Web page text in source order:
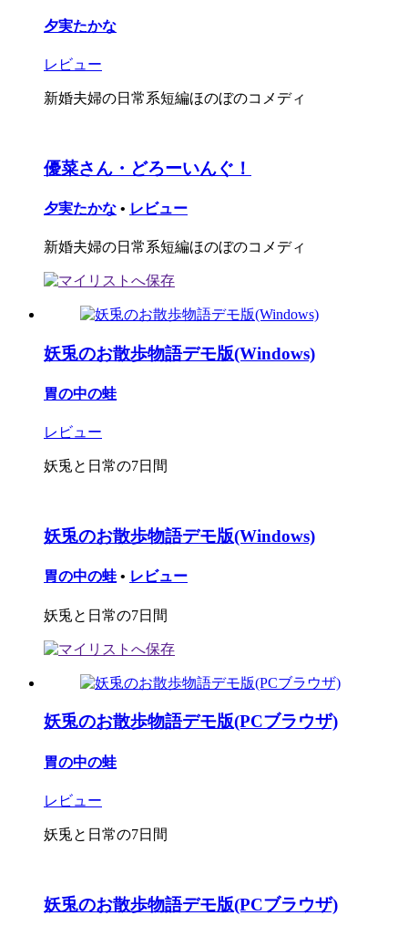
夕実たかな
レビュー
新婚夫婦の日常系短編ほのぼのコメディ
優菜さん・どろーいんぐ！
夕実たかな • レビュー
新婚夫婦の日常系短編ほのぼのコメディ
妖兎のお散歩物語デモ版(Windows)
胃の中の蛙
レビュー
妖兎と日常の7日間
妖兎のお散歩物語デモ版(Windows)
胃の中の蛙 • レビュー
妖兎と日常の7日間
妖兎のお散歩物語デモ版(PCブラウザ)
胃の中の蛙
レビュー
妖兎と日常の7日間
妖兎のお散歩物語デモ版(PCブラウザ)